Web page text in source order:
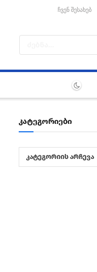
ჩვენ შესახებ
კატეგორიები
კატეგორიები
კატეგორიის არჩევა